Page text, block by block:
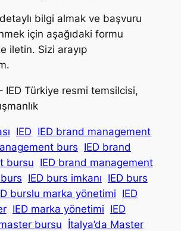
bilgi almak ve başvuru
için aşağıdaki formu
iletin. Sizi arayıp
IED Türkiye resmi temsilcisi,
IED IED brand management
burs IED brand
bursu IED brand management
IED burs imkanı IED burs
burslu marka yönetimi IED
IED marka yönetimi IED
bursu İtalya’da Master